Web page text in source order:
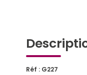
Réf : G227